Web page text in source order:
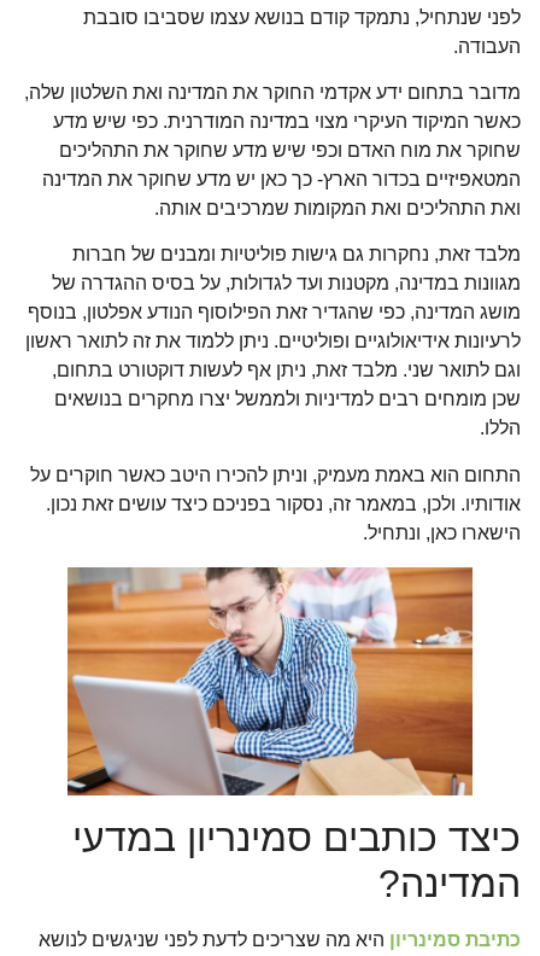
לפני שנתחיל, נתמקד קודם בנושא עצמו שסביבו סובבת
העבודה.
מדובר בתחום ידע אקדמי החוקר את המדינה ואת השלטון שלה,
כאשר המיקוד העיקרי מצוי במדינה המודרנית. כפי שיש מדע
שחוקר את מוח האדם וכפי שיש מדע שחוקר את התהליכים
המטאפיזיים בכדור הארץ- כך כאן יש מדע שחוקר את המדינה
ואת התהליכים ואת המקומות שמרכיבים אותה.
מלבד זאת, נחקרות גם גישות פוליטיות ומבנים של חברות
מגוונות במדינה, מקטנות ועד לגדולות, על בסיס ההגדרה של
מושג המדינה, כפי שהגדיר זאת הפילוסוף הנודע אפלטון, בנוסף
לרעיונות אידיאולוגיים ופוליטיים. ניתן ללמוד את זה לתואר ראשון
וגם לתואר שני. מלבד זאת, ניתן אף לעשות דוקטורט בתחום,
שכן מומחים רבים למדיניות ולממשל יצרו מחקרים בנושאים
הללו.
התחום הוא באמת מעמיק, וניתן להכירו היטב כאשר חוקרים על
אודותיו. ולכן, במאמר זה, נסקור בפניכם כיצד עושים זאת נכון.
הישארו כאן, ונתחיל.
כיצד כותבים סמינריון במדעי
המדינה?
כתיבת סמינריון היא מה שצריכים לדעת לפני שניגשים לנושא